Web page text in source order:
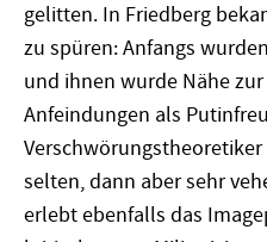
gelitten. In Friedberg
zu spüren: Anfangs
und ihnen wurde Nähe
Anfeindungen als
selten, dann aber sehr
erlebt ebenfalls das